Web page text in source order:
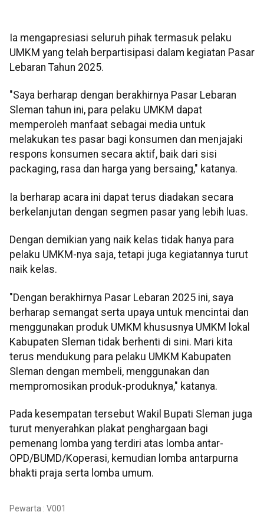
Ia mengapresiasi seluruh pihak termasuk pelaku
UMKM yang telah berpartisipasi dalam kegiatan Pasar
Lebaran Tahun 2025.
"Saya berharap dengan berakhirnya Pasar Lebaran
Sleman tahun ini, para pelaku UMKM dapat
memperoleh manfaat sebagai media untuk
melakukan tes pasar bagi konsumen dan menjajaki
respons konsumen secara aktif, baik dari sisi
packaging, rasa dan harga yang bersaing," katanya.
Ia berharap acara ini dapat terus diadakan secara
berkelanjutan dengan segmen pasar yang lebih luas.
Dengan demikian yang naik kelas tidak hanya para
pelaku UMKM-nya saja, tetapi juga kegiatannya turut
naik kelas.
"Dengan berakhirnya Pasar Lebaran 2025 ini, saya
berharap semangat serta upaya untuk mencintai dan
menggunakan produk UMKM khususnya UMKM lokal
Kabupaten Sleman tidak berhenti di sini. Mari kita
terus mendukung para pelaku UMKM Kabupaten
Sleman dengan membeli, menggunakan dan
mempromosikan produk-produknya," katanya.
Pada kesempatan tersebut Wakil Bupati Sleman juga
turut menyerahkan plakat penghargaan bagi
pemenang lomba yang terdiri atas lomba antar-
OPD/BUMD/Koperasi, kemudian lomba antarpurna
bhakti praja serta lomba umum.
Pewarta : V001